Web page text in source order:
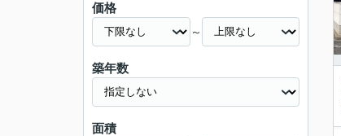
価格
～
築年数
面積